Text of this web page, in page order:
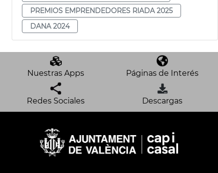
PREMIOS EMPRENDEDORES RIADA 2025
DANA 2024
Nuestras Apps Páginas de Interés
Redes Sociales Descargas